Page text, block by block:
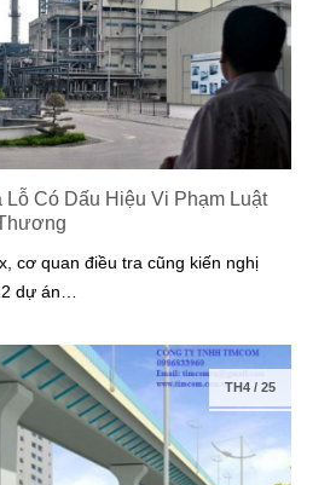
Lỗ Có Dấu Hiệu Vi Phạm Luật
cơ quan điều tra cũng kiến nghị
dự án…
TH4/ 25